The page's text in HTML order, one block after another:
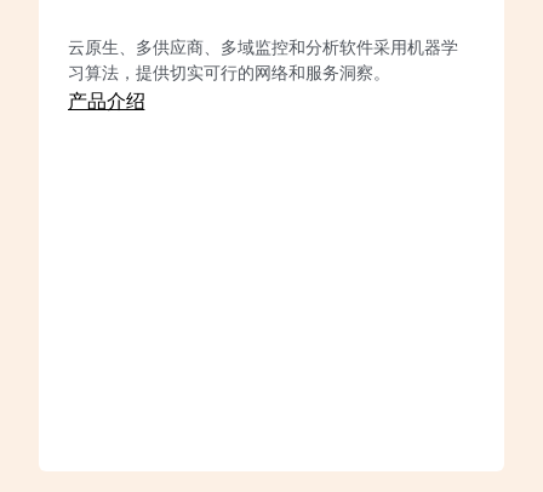
云原生、多供应商、多域监控和分析软件采用机器学
习算法，提供切实可行的网络和服务洞察。
产品介绍